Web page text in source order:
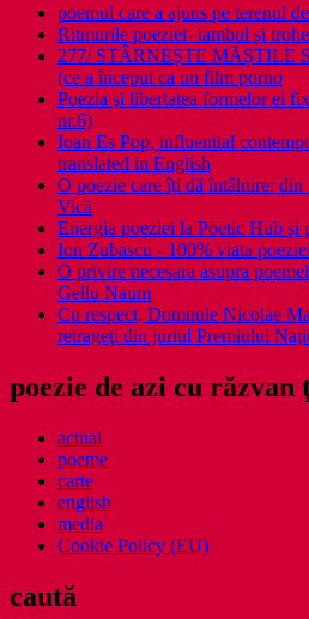
poemul care a ajuns pe terenul
Ritmurile poeziei- iambul și
277/ STÂRNEȘTE MĂȘTILE
(ce a început ca un film porno
Poezia şi libertatea formelor ei
nr.6)
Ioan Es Pop, influential
translated in English
O poezie care îți dă întâlnire: din
Vică
Energia poeziei la Poetic Hub și
Ion Zubascu - 100% viata poeziei
O privire necesara asupra
Gellu Naum
Cu respect, Domnule Nicolae
retrageţi din juriul Premiului
poezie de azi cu răzvan
actual
poeme
carte
english
media
Cookie Policy (EU)
caută